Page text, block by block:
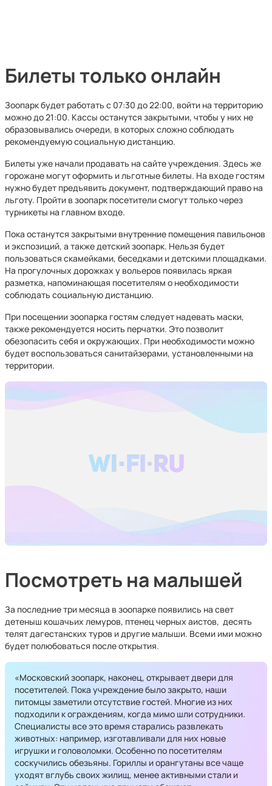
Билеты только онлайн
Зоопарк будет работать с 07:30 до 22:00, войти на территорию
можно до 21:00. Кассы останутся закрытыми, чтобы у них не
образовывались очереди, в которых сложно соблюдать
рекомендуемую социальную дистанцию.
Билеты уже начали продавать на сайте учреждения. Здесь же
горожане могут оформить и льготные билеты. На входе гостям
нужно будет предъявить документ, подтверждающий право на
льготу. Пройти в зоопарк посетители смогут только через
турникеты на главном входе.
Пока останутся закрытыми внутренние помещения павильонов
и экспозиций, а также детский зоопарк. Нельзя будет
пользоваться скамейками, беседками и детскими площадками.
На прогулочных дорожках у вольеров появилась яркая
разметка, напоминающая посетителям о необходимости
соблюдать социальную дистанцию.
При посещении зоопарка гостям следует надевать маски,
также рекомендуется носить перчатки. Это позволит
обезопасить себя и окружающих. При необходимости можно
будет воспользоваться санитайзерами, установленными на
территории.
Посмотреть на малышей
За последние три месяца в зоопарке появились на свет
детеныш кошачьих лемуров, птенец черных аистов, десять
телят дагестанских туров и другие малыши. Всеми ими можно
будет полюбоваться после открытия.
«Московский зоопарк, наконец, открывает двери для
посетителей. Пока учреждение было закрыто, наши
питомцы заметили отсутствие гостей. Многие из них
подходили к ограждениям, когда мимо шли сотрудники.
Специалисты все это время старались развлекать
животных: например, изготавливали для них новые
игрушки и головоломки. Особенно по посетителям
соскучились обезьяны. Гориллы и орангутаны все чаще
уходят вглубь своих жилищ, менее активными стали и